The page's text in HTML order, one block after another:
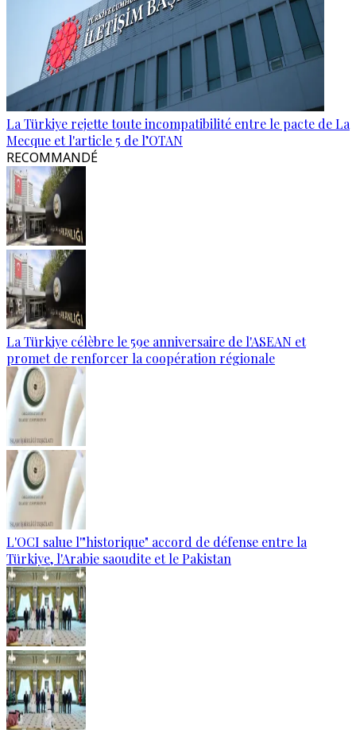
La Türkiye rejette toute incompatibilité entre le pacte de La
Mecque et l'article 5 de l’OTAN
RECOMMANDÉ
La Türkiye célèbre le 59e anniversaire de l'ASEAN et
promet de renforcer la coopération régionale
L'OCI salue l'"historique" accord de défense entre la
Türkiye, l'Arabie saoudite et le Pakistan